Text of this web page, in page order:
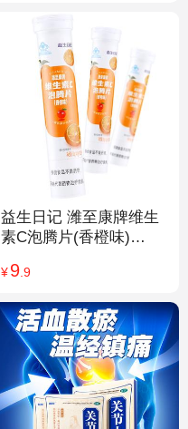
益生日记 潍至康牌维生
素C泡腾片(香橙味)
¥9.9